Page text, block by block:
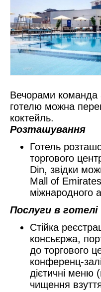
Вечорами команда
готелю можна
коктейль.
Розташування
Готель
торгового
Din, звідки
Mall of
міжнародного
Послуги в готелі
Стійка
консьєржа,
до торгового
конференц-
дієтичні меню
чищення